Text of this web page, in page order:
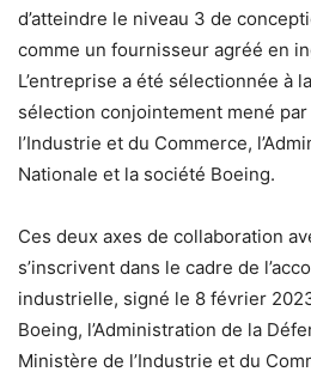
d’atteindre le niveau 3 de
comme un fournisseur agréé en
L’entreprise a été sélectionnée à
sélection conjointement mené
l’Industrie et du Commerce,
Nationale et la société Boeing.
Ces deux axes de collaboration
s’inscrivent dans le cadre de
industrielle, signé le 8 février
Boeing, l’Administration de la
Ministère de l’Industrie et du